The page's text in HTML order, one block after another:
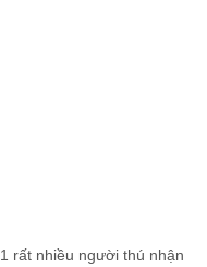
rất nhiều người thú nhận